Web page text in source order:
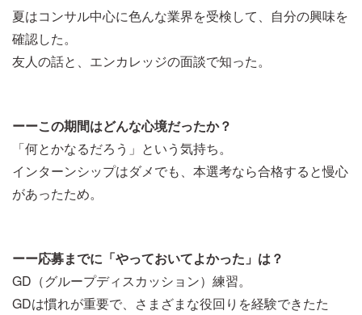
夏はコンサル中心に色んな業界を受検して、自分の興味を
確認した。
友人の話と、エンカレッジの面談で知った。
ーーこの期間はどんな心境だったか？
「何とかなるだろう」という気持ち。
インターンシップはダメでも、本選考なら合格すると慢心
があったため。
ーー応募までに「やっておいてよかった」は？
GD（グループディスカッション）練習。
GDは慣れが重要で、さまざまな役回りを経験できたた